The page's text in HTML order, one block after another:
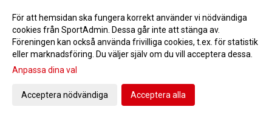
Kennetth Folkesson ny tränare Damer 2014-06-19 10:48
Knatteturneringen blev succé!!!
VIFFEFEST 30/8 !!!! 2014-06-12 17:11
Jimmy Hansens MV skola 10-12 Juli
För att hemsidan ska fungera korrekt använder vi nödvändiga
cookies från SportAdmin. Dessa går inte att stänga av.
Föreningen kan också använda frivilliga cookies, t.ex. för statistik
eller marknadsföring. Du väljer själv om du vill acceptera dessa.
Anpassa dina val
Acceptera nödvändiga Acceptera alla